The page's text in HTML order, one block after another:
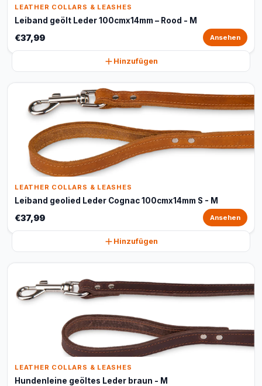
LEATHER COLLARS & LEASHES
Leiband geölt Leder 100cmx14mm – Rood - M
€37,99 Ansehen
Hinzufügen
LEATHER COLLARS & LEASHES
Leiband geolied Leder Cognac 100cmx14mm S - M
€37,99 Ansehen
Hinzufügen
LEATHER COLLARS & LEASHES
Hundenleine geöltes Leder braun - M